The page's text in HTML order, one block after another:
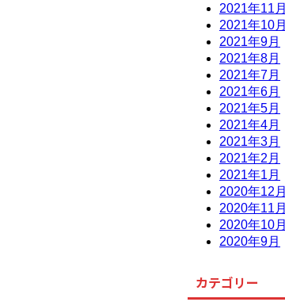
2021年11月
2021年10月
2021年9月
2021年8月
2021年7月
2021年6月
2021年5月
2021年4月
2021年3月
2021年2月
2021年1月
2020年12月
2020年11月
2020年10月
2020年9月
カテゴリー